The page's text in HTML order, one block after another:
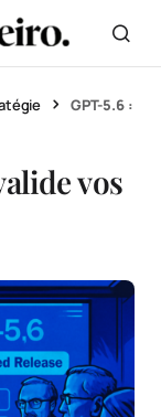
GPT-5.6 :
vos